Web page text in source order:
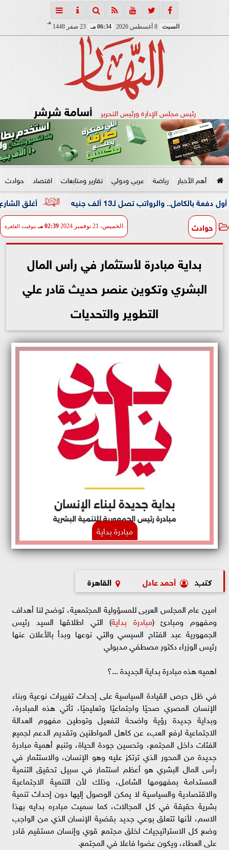
السبت 8 أغسطس 2026 06:34 مـ 23 صفر 1448
هـ
رئيس مجلس الإدارة ورئيس التحرير أسامة شرشر
أهم الأخبار رياضة عربي ودولي تقارير ومتابعات اقتصاد حوادث
أغلق الشارع على تصل لـ13 ألف جنيه
حوادث الخميس، 21 نوفمبر 2024 02:39 مـ بتوقيت القاهرة
بداية مبادرة لأستثمار في رأس المال
البشري وتكوين عنصر حديث قادر علي
التطوير والتحديات
مبادرة بداية
كتب: أحمد عادل القاهرة
امين عام المجلس العربى للمسؤولية المجتمعية، توضح لنا أهداف
ومفهوم ومبادئ (مبادرة بداية) التي اطلاقها السيد رئيس
الجمهورية عبد الفتاح السيسي والتي نوعها وبدأ بالأعلان عنها
رئيس الوزراء دكتور مصطفي مدبولي
اهميه هذه مبادرة بداية الجديدة ...؟
في ظل حرص القيادة السياسية على إحداث تغييرات نوعية وبناء
الإنسان المصري صحيًا واجتماعيًا وتعليميًا، تأتي هذه المبادرة،
وبداية جديدة رؤية واضحة لتفعيل وتوطين مفهوم العدالة
الاجتماعية لرفع العبء عن كاهل المواطنين وتقديم الدعم لجميع
الفئات داخل المجتمع، وتحسين جودة الحياة، وتنبع أهمية مبادرة
جديدة من المحور الذي ترتكز عليه وهو الإنسان، والاستثمار في
رأس المال البشري هو أعظم استثمار في سبيل تحقيق التنمية
المستدامة بمفهومها الشامل، وذلك لأن التنمية الاجتماعية
والاقتصادية والسياسية لا يمكن الوصول إليها دون إحداث تنمية
بشرية حقيقة في كل المجالات، كما سميت مبادره بدايه بهذا
الاسم، لأنها تتعلق بوعي جديد بقضية الإنسان الذي من الواجب
وضع كل الاستراتيجيات لخلق مجتمع قوي وإنسان مستقيم قادر
على العطاء، ويكون عضوا فاعلا في المجتمع.